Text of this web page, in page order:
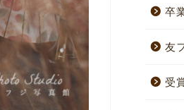
卒
友
受